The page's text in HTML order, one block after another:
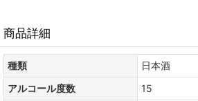
商品詳細
種類
日本酒
アルコール度数
15